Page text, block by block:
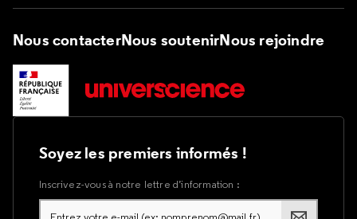
Nous contacterNous soutenirNous rejoindre
Soyez les premiers informés !
Inscrivez-vous à notre lettre d’information :